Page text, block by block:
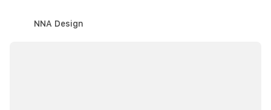
NNA Design